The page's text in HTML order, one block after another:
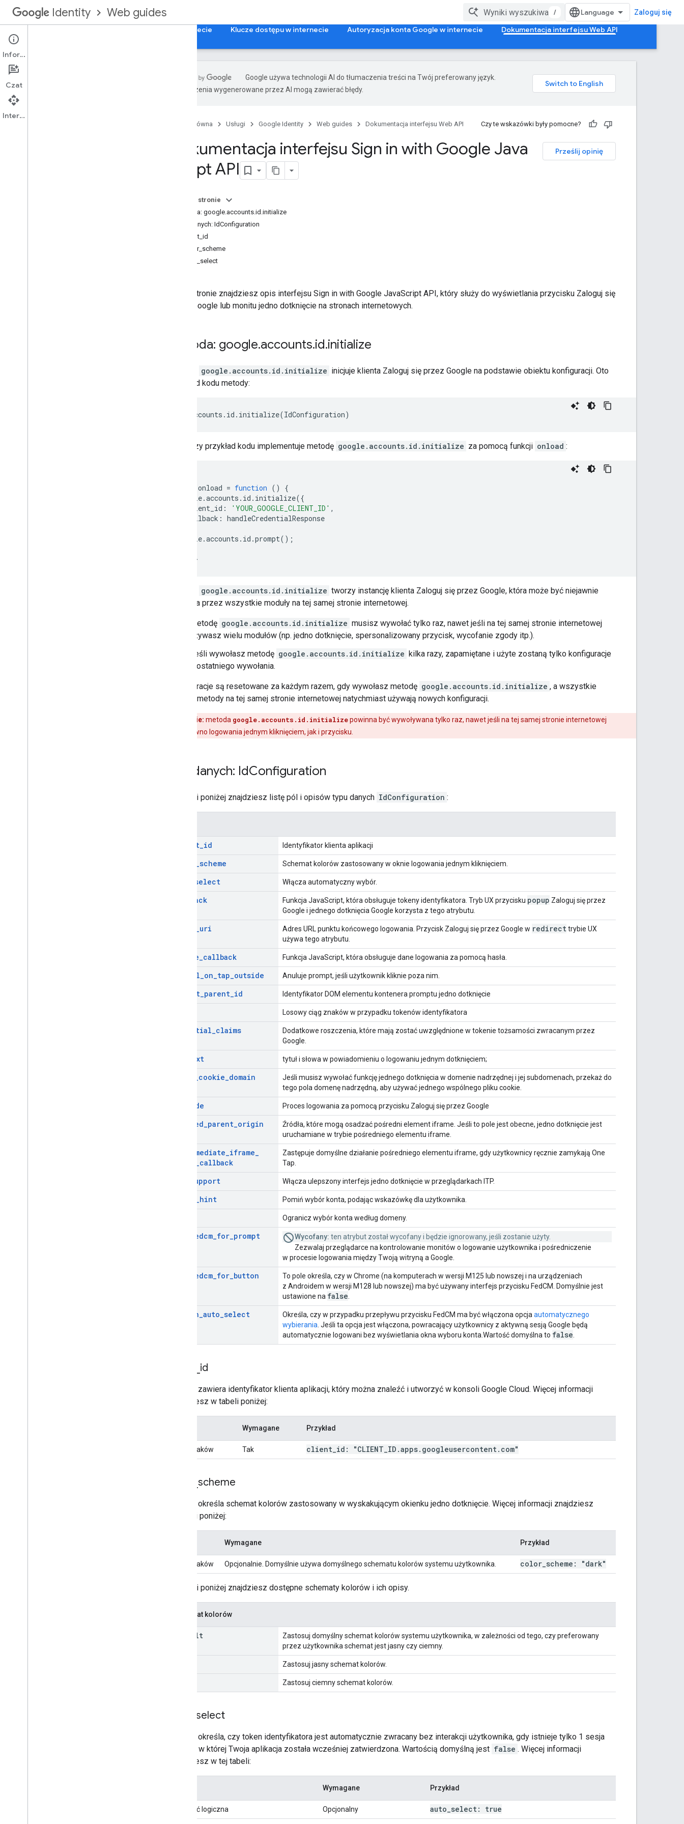
Identity Web guides / Zaloguj się
Logowanie przez Google w internecie Klucze dostępu w internecie Autoryzacja konta Google w internecie Dokumentacja interfejsu Web API
Dokumentacja interfejsu HTML API
Interfejs Sign in with Google API
Google używa technologii AI do tłumaczenia treści na Twój preferowany język.
Tłumaczenia wygenerowane przez AI mogą zawierać błędy.
Strona główna Usługi Google Identity Web guides Dokumentacja interfejsu Web API Czy te wskazówki były pomocne?
Prześlij opinię
Dokumentacja interfejsu Sign in with Google Java
Script API
Na tej stronie
Metoda: google.accounts.id.initialize
Typ danych: IdConfiguration
client_id
color_scheme
auto_select
Na tej stronie znajdziesz opis interfejsu Sign in with Google JavaScript API, który służy do wyświetlania przycisku Zaloguj się
przez Google lub monitu jedno dotknięcie na stronach internetowych.
Metoda: google.accounts.id.initialize
google.accounts.id.initialize inicjuje klienta Zaloguj się przez Google na podstawie obiektu konfiguracji. Oto
przykład kodu metody:
accounts . id . initialize(IdConfiguration)
Poniższy przykład kodu implementuje metodę google.accounts.id.initialize za pomocą funkcji onload :
onload = function ()
{
google.accounts . id . initialize({
client_id : 'YOUR_GOOGLE_CLIENT_ID' ,
callback : handleCredentialResponse
google.accounts . id .prompt();
google.accounts.id.initialize tworzy instancję klienta Zaloguj się przez Google, która może być niejawnie
używana przez wszystkie moduły na tej samej stronie internetowej.
Metodę google.accounts.id.initialize musisz wywołać tylko raz, nawet jeśli na tej samej stronie internetowej
używasz wielu modułów (np. jedno dotknięcie, spersonalizowany przycisk, wycofanie zgody itp.).
Jeśli wywołasz metodę google.accounts.id.initialize kilka razy, zapamiętane i użyte zostaną tylko konfiguracje
z ostatniego wywołania.
Konfiguracje są resetowane za każdym razem, gdy wywołasz metodę google.accounts.id.initialize , a wszystkie
kolejne metody na tej samej stronie internetowej natychmiast używają nowych konfiguracji.
Ostrzeżenie: metoda google.accounts.id.initializepowinna być wywoływana tylko raz, nawet jeśli na tej samej stronie internetowej
używasz zarówno logowania jednym kliknięciem, jak i przycisku.
Typ danych: IdConfiguration
W tabeli poniżej znajdziesz listę pól i opisów typu danych IdConfiguration :
client_id Identyfikator klienta aplikacji
_scheme Schemat kolorów zastosowany w oknie logowania jednym kliknięciem.
select Włącza automatyczny wybór.
callback Funkcja JavaScript, która obsługuje tokeny identyfikatora. Tryb UX przycisku popup Zaloguj się przez
Google i jednego dotknięcia Google korzysta z tego atrybutu.
_uri Adres URL punktu końcowego logowania. Przycisk Zaloguj się przez Google w redirecttrybie UX
używa tego atrybutu.
native_callback Funkcja JavaScript, która obsługuje dane logowania za pomocą hasła.
cancel_on_tap_outside Anuluje prompt, jeśli użytkownik kliknie poza nim.
prompt_parent_id Identyfikator DOM elementu kontenera promptu jedno dotknięcie
Losowy ciąg znaków w przypadku tokenów identyfikatora
essential_claims
Dodatkowe roszczenia, które mają zostać uwzględnione w tokenie tożsamości zwracanym przez
Google.
context tytuł i słowa w powiadomieniu o logowaniu jednym dotknięciem;
_cookie_domain
Jeśli musisz wywołać funkcję jednego dotknięcia w domenie nadrzędnej i jej subdomenach, przekaż do
tego pola domenę nadrzędną, aby używać jednego wspólnego pliku cookie.
mode Proces logowania za pomocą przycisku Zaloguj się przez Google
allowed_parent_origin
Źródła, które mogą osadzać pośredni element iframe. Jeśli to pole jest obecne, jedno dotknięcie jest
uruchamiane w trybie pośredniego elementu iframe.
intermediate_iframe_
_callback
Zastępuje domyślne działanie pośredniego elementu iframe, gdy użytkownicy ręcznie zamykają One
Tap.
support Włącza ulepszony interfejs jedno dotknięcie w przeglądarkach ITP.
_hint Pomiń wybór konta, podając wskazówkę dla użytkownika.
Ogranicz wybór konta według domeny.
fedcm_for_prompt Wycofany: ten atrybut został wycofany i będzie ignorowany, jeśli zostanie użyty.
Zezwalaj przeglądarce na kontrolowanie monitów o logowanie użytkownika i pośredniczenie
w procesie logowania między Twoją witryną a Google.
fedcm_for_button
To pole określa, czy w Chrome (na komputerach w wersji M125 lub nowszej i na urządzeniach
z Androidem w wersji M128 lub nowszej) ma być używany interfejs przycisku FedCM. Domyślnie jest
ustawione na false
button_auto_select Określa, czy w przypadku przepływu przycisku FedCM ma być włączona opcja automatycznego
wybierania . Jeśli ta opcja jest włączona, powracający użytkownicy z aktywną sesją Google będą
automatycznie logowani bez wyświetlania okna wyboru konta.Wartość domyślna to false
id
To pole zawiera identyfikator klienta aplikacji, który można znaleźć i utworzyć w konsoli Google Cloud. Więcej informacji
znajdziesz w tabeli poniżej:
Wymagane Przykład
ciąg znaków Tak client id: "CLIENT ID .apps. googleusercontent. com"
scheme
To pole określa schemat kolorów zastosowany w wyskakującym okienku jedno dotknięcie. Więcej informacji znajdziesz
w tabeli poniżej:
Wymagane Przykład
ciąg znaków Opcjonalnie. Domyślnie używa domyślnego schematu kolorów systemu użytkownika. color scheme: "dark"
W tabeli poniżej znajdziesz dostępne schematy kolorów i ich opisy.
Schemat kolorów
default
Zastosuj domyślny schemat kolorów systemu użytkownika, w zależności od tego, czy preferowany
przez użytkownika schemat jest jasny czy ciemny.
Zastosuj jasny schemat kolorów.
Zastosuj ciemny schemat kolorów.
select
To pole określa, czy token identyfikatora jest automatycznie zwracany bez interakcji użytkownika, gdy istnieje tylko 1 sesja
Google, w której Twoja aplikacja została wcześniej zatwierdzona. Wartością domyślną jest false . Więcej informacji
znajdziesz w tej tabeli:
Wymagane Przykład
Wartość logiczna Opcjonalny auto select: true
Informacje
Czat
Interfejs API